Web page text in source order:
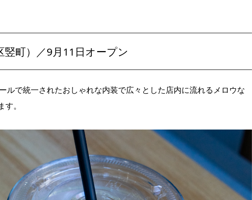
竪町）／9月11日オープン
ルで統一されたおしゃれな内装で広々とした店内に流れるメロウな
。